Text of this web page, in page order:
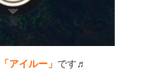
「アイルー」 です♬